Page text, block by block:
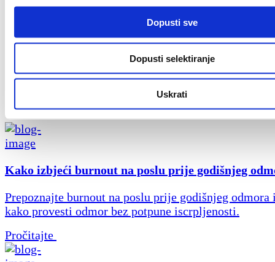
Dopusti sve
Dopusti selektiranje
Uskrati
Kontaktirajte nas
Ostavite nam svoje podatke kako bismo vas u što
Naš kontakt
Kako izbjeći burnout na poslu prije godišnjeg
Prepoznajte burnout na poslu prije godišnjeg odmora
kako provesti odmor bez potpune iscrpljenosti.
Pročitajte